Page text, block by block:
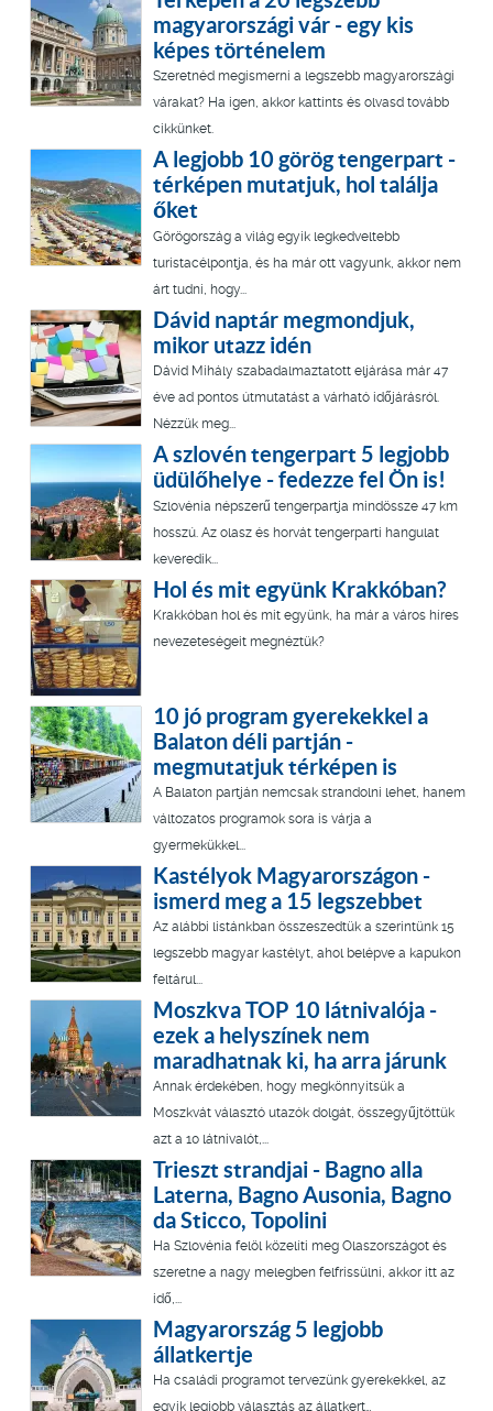
magyarországi vár - egy kis
képes történelem
Szeretnéd megismerni a legszebb magyarországi
várakat? Ha igen, akkor kattints és olvasd tovább
cikkünket.
A legjobb 10 görög tengerpart -
térképen mutatjuk, hol találja
őket
Görögország a világ egyik legkedveltebb
turistacélpontja, és ha már ott vagyunk, akkor nem
árt tudni, hogy...
Dávid naptár megmondjuk,
mikor utazz idén
Dávid Mihály szabadalmaztatott eljárása már 47
éve ad pontos útmutatást a várható időjárásról.
Nézzük meg...
A szlovén tengerpart 5 legjobb
üdülőhelye - fedezze fel Ön is!
Szlovénia népszerű tengerpartja mindössze 47 km
hosszú. Az olasz és horvát tengerparti hangulat
keveredik...
Hol és mit együnk Krakkóban?
Krakkóban hol és mit együnk, ha már a város híres
nevezeteségeit megnéztük?
10 jó program gyerekekkel a
Balaton déli partján -
megmutatjuk térképen is
A Balaton partján nemcsak strandolni lehet, hanem
változatos programok sora is várja a
gyermekükkel...
Kastélyok Magyarországon -
ismerd meg a 15 legszebbet
Az alábbi listánkban összeszedtük a szerintünk 15
legszebb magyar kastélyt, ahol belépve a kapukon
feltárul...
Moszkva TOP 10 látnivalója -
ezek a helyszínek nem
maradhatnak ki, ha arra járunk
Annak érdekében, hogy megkönnyítsük a
Moszkvát választó utazók dolgát, összegyűjtöttük
azt a 10 látnivalót,...
Trieszt strandjai - Bagno alla
Laterna, Bagno Ausonia, Bagno
da Sticco, Topolini
Ha Szlovénia felöl közelíti meg Olaszországot és
szeretne a nagy melegben felfrissülni, akkor itt az
idő,...
Magyarország 5 legjobb
állatkertje
Ha családi programot tervezünk gyerekekkel, az
egyik legjobb választás az állatkert…